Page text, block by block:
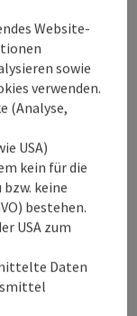
Nähe
Website-
sowie
verwenden.
(Analyse,
USA)
kein für die
keine
bestehen.
USA zum
Daten